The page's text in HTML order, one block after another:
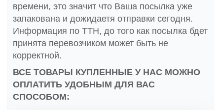
времени, это значит что Ваша посылка уже
запакована и дожидаетя отправки сегодня.
Информация по ТТН, до того как посылка бдет
принята перевозчиком может быть не
корректной.
ВСЕ ТОВАРЫ КУПЛЕННЫЕ У НАС МОЖНО
ОПЛАТИТЬ УДОБНЫМ ДЛЯ ВАС
СПОСОБОМ: